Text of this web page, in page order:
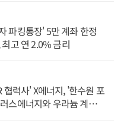
파킹통장' 5만 계좌 한정
고 연 2.0% 금리
협력사' X에너지, '한수원 포
스에너지와 우라늄 계약